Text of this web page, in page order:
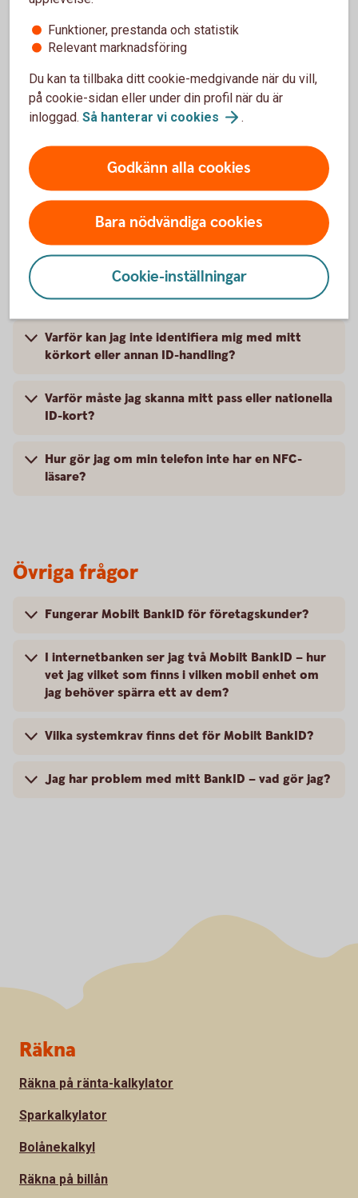
Vad är Touch ID?
När kan jag använda Touch ID/Face ID?
Hur aktiverar jag Touch ID/ Face ID?
Hur stänger jag av Touch ID/Face ID för BankID?
Digital ID-kontroll
Bekräfta din identitet med ID-handling
Varför kan jag inte identifiera mig med mitt
körkort eller annan ID-handling?
Varför måste jag skanna mitt pass eller nationella
ID-kort?
Hur gör jag om min telefon inte har en NFC-
läsare?
Övriga frågor
Fungerar Mobilt BankID för företagskunder?
I internetbanken ser jag två Mobilt BankID – hur
vet jag vilket som finns i vilken mobil enhet om
jag behöver spärra ett av dem?
Vilka systemkrav finns det för Mobilt BankID?
Jag har problem med mitt BankID – vad gör jag?
Funktioner, prestanda och statistik
Relevant marknadsföring
Du kan ta tillbaka ditt cookie-medgivande när du vill,
på cookie-sidan eller under din profil när du är
inloggad. Så hanterar vi cookies .
Godkänn alla cookies
Bara nödvändiga cookies
Cookie-inställningar
Sidfot
Räkna
Räkna på ränta-kalkylator
Sparkalkylator
Bolånekalkyl
Räkna på billån